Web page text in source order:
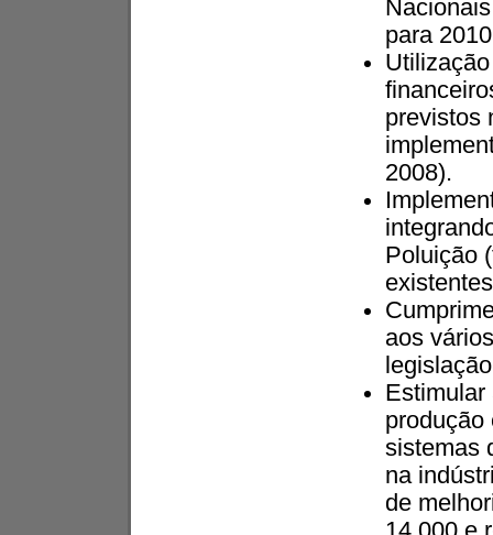
para
previstos
2008).
Poluição
aos
Estimular
produção
sistemas
na
de